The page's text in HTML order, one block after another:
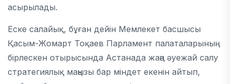
асырылады.
Еске салайық, бұған дейін Мемлекет басшысы
Қасым-Жомарт Тоқаев Парламент палаталарының
бірлескен отырысында Астанада жаңа әуежай салу
стратегиялық маңызы бар міндет екенін айтып,